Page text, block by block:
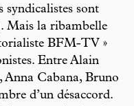
syndicalistes sont
Mais la ribambelle
BFM-TV »
Entre Alain
Cabana, Bruno
d’un désaccord.